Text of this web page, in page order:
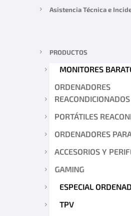
Asistencia Técnica e
PRODUCTOS
MONITORES
ORDENADORES
REACONDICIONADOS
PORTÁTILES
ORDENADORES
ACCESORIOS Y
GAMING
ESPECIAL
TPV